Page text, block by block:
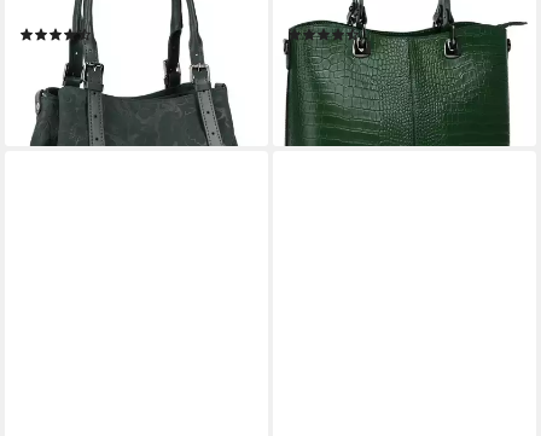
Made in Italy
(7)
98,95 €
lieferbar - in 6-8 Werktagen bei dir
Made in Italy
(26)
69,95 €
lieferbar - in 1-2 Werktagen bei dir
+7